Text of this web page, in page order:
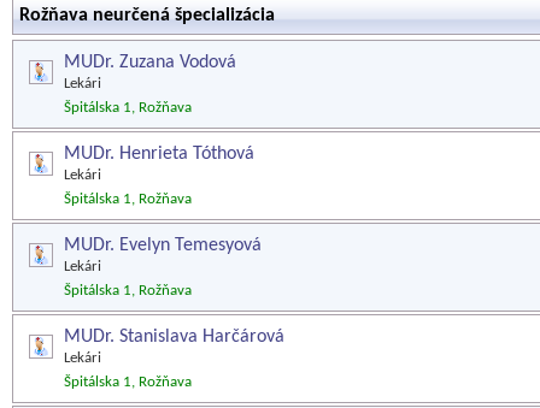
Rožňava neurčená špecializácia
MUDr. Zuzana Vodová
Lekári
Špitálska 1, Rožňava
MUDr. Henrieta Tóthová
Lekári
Špitálska 1, Rožňava
MUDr. Evelyn Temesyová
Lekári
Špitálska 1, Rožňava
MUDr. Stanislava Harčárová
Lekári
Špitálska 1, Rožňava